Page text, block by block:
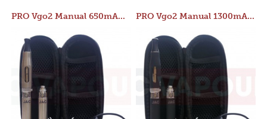
PRO Vgo2 Manual 650mAh Kit PRO Vgo2 Manual 1300mAh Kit